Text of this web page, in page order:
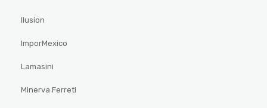
Ilusion
ImporMexico
Lamasini
Minerva Ferreti